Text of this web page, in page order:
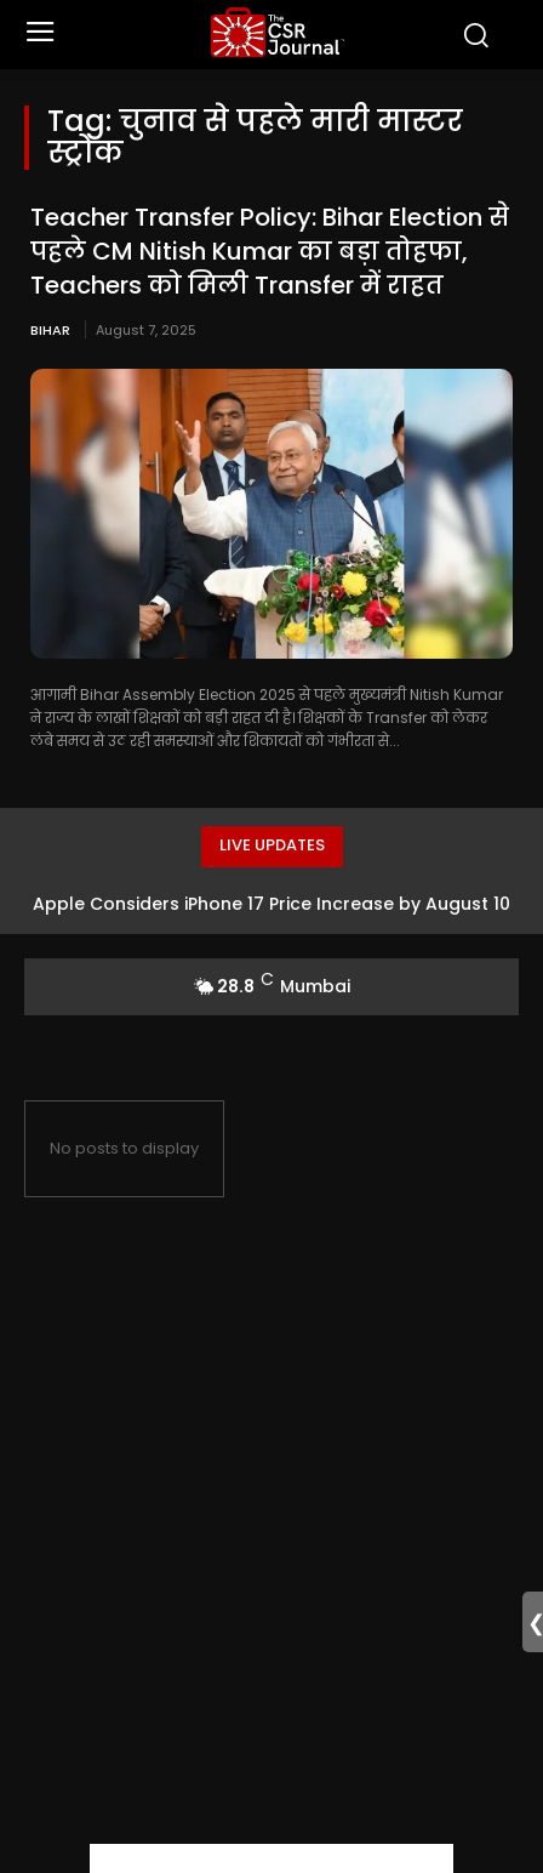
Tag: चुनाव से पहले मारी मास्टर
स्ट्रोक
Teacher Transfer Policy: Bihar Election से
पहले CM Nitish Kumar का बड़ा तोहफा,
Teachers को मिली Transfer में राहत
BIHAR August 7, 2025
आगामी Bihar Assembly Election 2025 से पहले मुख्यमंत्री Nitish Kumar
ने राज्य के लाखों शिक्षकों को बड़ी राहत दी है। शिक्षकों के Transfer को लेकर
लंबे समय से उठ रही समस्याओं और शिकायतों को गंभीरता से...
LIVE UPDATES
Apple Considers iPhone 17 Price Increase by August 10
28.8 C Mumbai
No posts to display